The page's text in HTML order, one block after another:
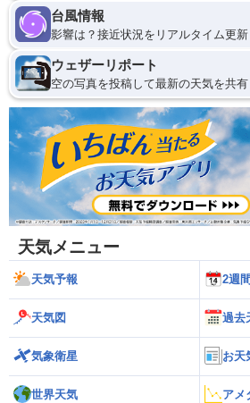
台風情報
影響は？接近状況をリアルタイム更新
ウェザーリポート
空の写真を投稿して最新の天気を共有
天気メニュー
天気予報 2週
天気図 過去
気象衛星 お天
世界天気 アメ